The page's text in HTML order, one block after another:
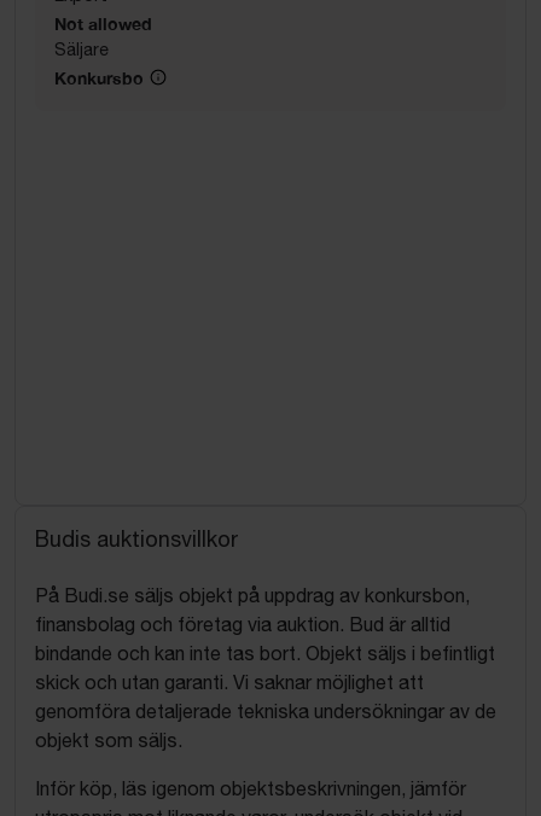
Not allowed
Säljare
Konkursbo
Budis auktionsvillkor
På Budi.se säljs objekt på uppdrag av konkursbon,
finansbolag och företag via auktion. Bud är alltid
bindande och kan inte tas bort. Objekt säljs i befintligt
skick och utan garanti. Vi saknar möjlighet att
genomföra detaljerade tekniska undersökningar av de
objekt som säljs.
Inför köp, läs igenom objektsbeskrivningen, jämför